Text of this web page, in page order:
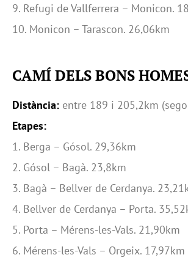
9. Refugi de Vallferrera – Monicon.
10. Monicon – Tarascon. 26,06km
CAMÍ DELS BONS
Distància: entre 189 i 205,2km
Etapes:
1. Berga – Gósol. 29,36km
2. Gósol – Bagà. 23,8km
3. Bagà – Bellver de Cerdanya.
4. Bellver de Cerdanya – Porta.
5. Porta – Mérens-les-Vals. 21,90km
6. Mérens-les-Vals – Orgeix. 17,97km